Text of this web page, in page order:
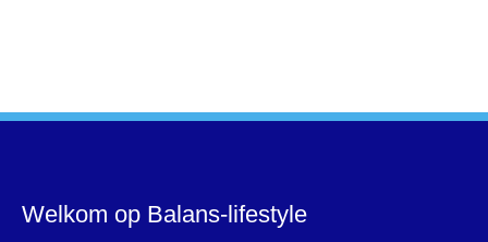
Welkom op Balans-lifestyle